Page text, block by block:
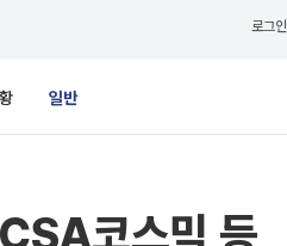
로그인
일반
코스믹 등